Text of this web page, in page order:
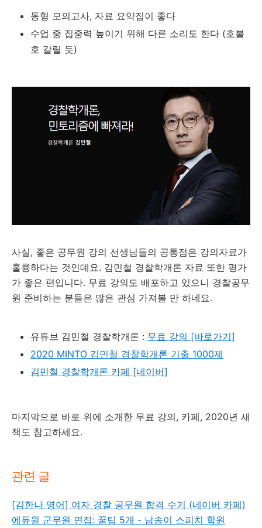
동형 모의고사, 자료 요약집이 좋다
수업 중 집중력 높이기 위해 다른 소리도 한다 (호불
호 갈릴 듯)
사실, 좋은 공무원 강의 선생님들의 공통점은 강의자료가
훌륭하다는 것인데요. 김민철 경찰학개론 자료 또한 평가
가 좋은 편입니다. 무료 강의도 배포하고 있으니 경찰공무
원 준비하는 분들은 많은 관심 가져볼 만 하네요.
유튜브 김민철 경찰학개론 : 무료 강의 [바로가기]
2020 MINTO 김민철 경찰학개론 기출 1000제
김민철 경찰학개론 카페 [네이버]
마지막으로 바로 위에 소개한 무료 강의, 카페, 2020년 새
책도 참고하세요.
관련 글
[김한나 영어] 여자 경찰 공무원 합격 수기 (네이버 카페)
에듀윌 군무원 면접: 꿀팁 5개 - 남송이 스피치 학원